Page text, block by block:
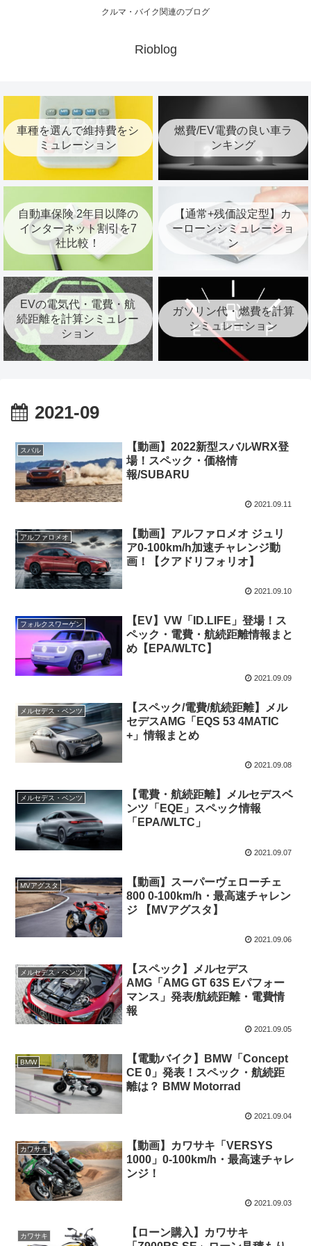
クルマ・バイク関連のブログ
Rioblog
車種を選んで維持費をシ
ミュレーション
燃費/EV電費の良い車ラ
ンキング
自動車保険 2年目以降の
インターネット割引を7
社比較！
【通常+残価設定型】カ
ーローンシミュレーショ
ン
EVの電気代・電費・航
続距離を計算シミュレー
ション
ガソリン代・燃費を計算
シミュレーション
2021-09
スバル
【動画】2022新型スバルWRX登
場！スペック・価格情
報/SUBARU
2021.09.11
アルファロメオ
【動画】アルファロメオ ジュリ
ア0-100km/h加速チャレンジ動
画！【クアドリフォリオ】
2021.09.10
フォルクスワーゲン
【EV】VW「ID.LIFE」登場！ス
ペック・電費・航続距離情報まと
め【EPA/WLTC】
2021.09.09
メルセデス・ベンツ
【スペック/電費/航続距離】メル
セデスAMG「EQS 53 4MATIC
+」情報まとめ
2021.09.08
メルセデス・ベンツ
【電費・航続距離】メルセデスベ
ンツ「EQE」スペック情報
「EPA/WLTC」
2021.09.07
MVアグスタ
【動画】スーパーヴェローチェ
800 0-100km/h・最高速チャレン
ジ 【MVアグスタ】
2021.09.06
メルセデス・ベンツ
【スペック】メルセデス
AMG「AMG GT 63S Eパフォー
マンス」発表/航続距離・電費情
報
2021.09.05
BMW
【電動バイク】BMW「Concept
CE 0」発表！スペック・航続距
離は？ BMW Motorrad
2021.09.04
カワサキ
【動画】カワサキ「VERSYS
1000」0-100km/h・最高速チャレ
ンジ！
2021.09.03
カワサキ
【ローン購入】カワサキ